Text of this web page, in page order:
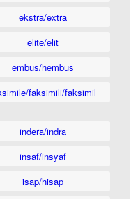
ekstra/extra
elite/elit
embus/hembus
faksimili/faksimil
indera/indra
insaf/insyaf
isap/hisap